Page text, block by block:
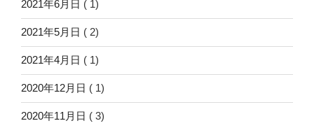
2021年6月日 ( 1)
2021年5月日 ( 2)
2021年4月日 ( 1)
2020年12月日 ( 1)
2020年11月日 ( 3)